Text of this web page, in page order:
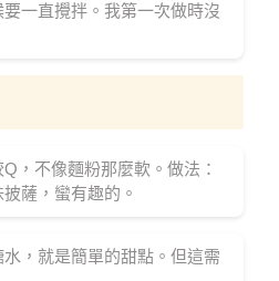
一直攪拌。我第一次做時沒
，不像麵粉那麼軟。做法：
薩，蠻有趣的。
，就是簡單的甜點。但這需